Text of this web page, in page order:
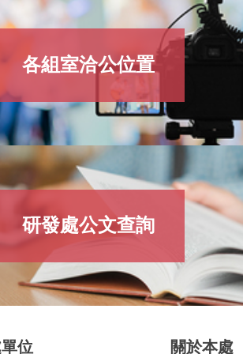
各組室洽公位置
研發處公文查詢
位 關於本處